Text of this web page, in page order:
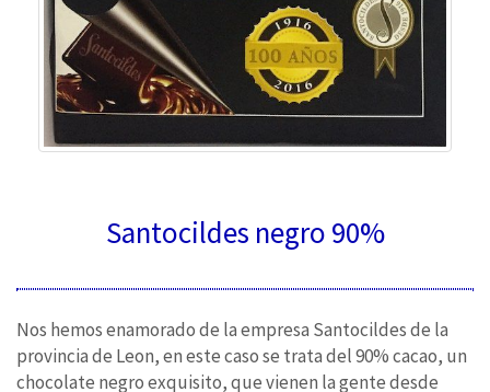
Santocildes negro 90%
Nos hemos enamorado de la empresa Santocildes de la
provincia de Leon, en este caso se trata del 90% cacao, un
chocolate negro exquisito, que vienen la gente desde